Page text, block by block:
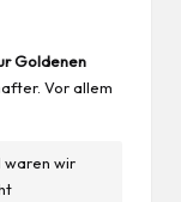
Goldenen
Vor allem
waren wir